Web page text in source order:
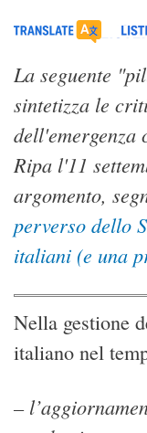
La seguente
sintetizza le
Ripa l'11
argomento,
perverso dello
italiani (e una
Nella gestione
italiano nel
–